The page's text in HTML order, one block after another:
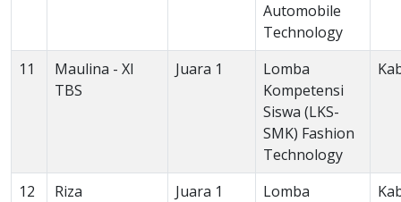
Automobile
Technology
11
Maulina - XI
TBS
Juara 1
Lomba
Kompetensi
Siswa (LKS-
SMK) Fashion
Technology
12
Riza
Juara 1
Lomba